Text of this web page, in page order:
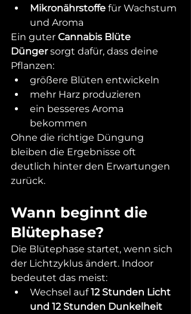
Mikronährstoffe für Wachstum
und Aroma
Ein guter Cannabis Blüte
Dünger sorgt dafür, dass deine
Pflanzen:
größere Blüten entwickeln
mehr Harz produzieren
ein besseres Aroma
bekommen
Ohne die richtige Düngung
bleiben die Ergebnisse oft
deutlich hinter den Erwartungen
zurück.
Wann beginnt die
Blütephase?
Die Blütephase startet, wenn sich
der Lichtzyklus ändert. Indoor
bedeutet das meist:
Wechsel auf 12 Stunden Licht
und 12 Stunden Dunkelheit